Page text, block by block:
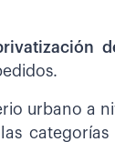
urbano a